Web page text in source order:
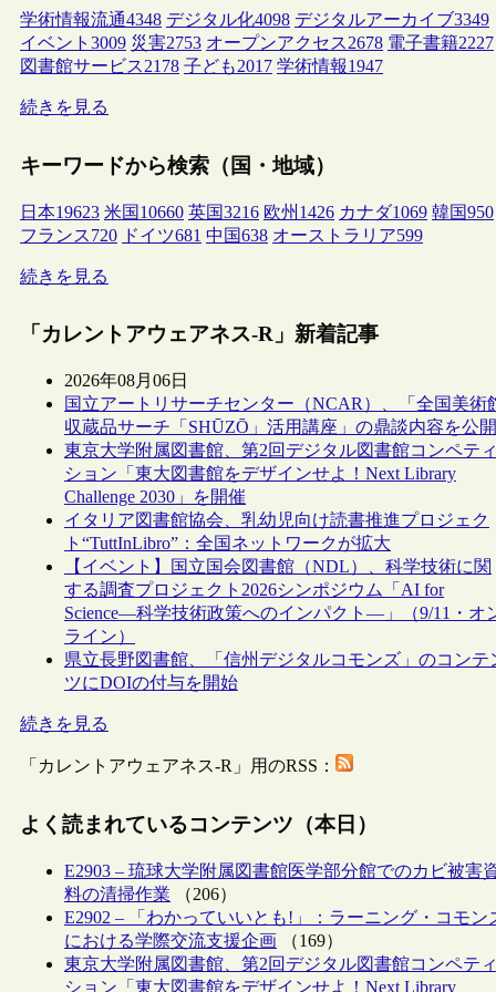
学術情報流通4348 デジタル化4098 デジタルアーカイブ3349
イベント 3009 災害2753 オープンアクセス2678 電子書籍2227
図書館サービス2178 子ども2017 学術情報1947
続きを見る
キーワードから検索（国・地域）
日本19623 米国 10660 英国3216 欧州 1426 カナダ1069 韓国950
フランス720 ドイツ681 中国638 オーストラリア599
続きを見る
「カレントアウェアネス-R」新着記事
2026年08月06日
国立アートリサーチセンター（NCAR）、「全国美術
収蔵品サーチ「SHŪZŌ」活用講座」の鼎談内容を公開
東京大学附属図書館、第2回デジタル図書館コンペティ
ション「東大図書館をデザインせよ！Next Library
Challenge 2030」を開催
イタリア図書館協会、乳幼児向け読書推進プロジェク
ト“TuttInLibro”：全国ネットワークが拡大
【イベント】国立国会図書館（NDL）、科学技術に関
する調査プロジェクト2026シンポジウム「AI for
Science―科学技術政策へのインパクト―」（9/11・オ
ライン）
県立長野図書館、「信州デジタルコモンズ」のコンテ
ツにDOIの付与を開始
続きを見る
「カレントアウェアネス-R」用のRSS：
よく読まれているコンテンツ（本日）
E2903 – 琉球大学附属図書館医学部分館でのカビ被害
料の清掃作業 （206）
E2902 – 「わかっていいとも!」：ラーニング・コモン
における学際交流支援企画 （169）
東京大学附属図書館、第2回デジタル図書館コンペティ
ション「東大図書館をデザインせよ！Next Library